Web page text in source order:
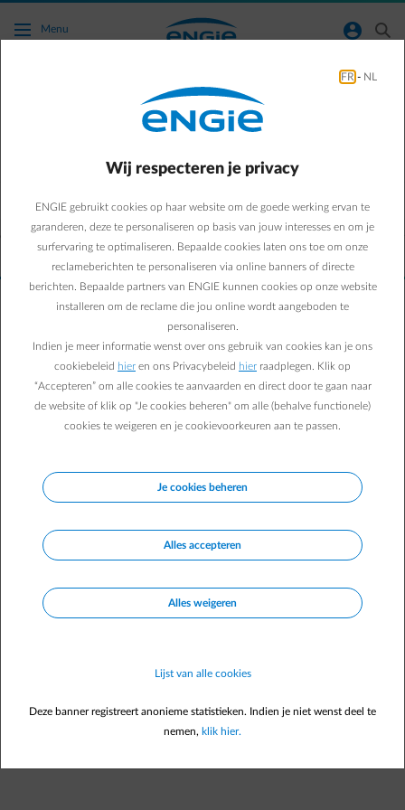
Ga naar de hoofdinhoud
Menu normal-account-circle search
© Electrabel nv Jobs
FR - NL
Wij respecteren je privacy
ENGIE gebruikt cookies op haar website om de goede werking ervan te
garanderen, deze te personaliseren op basis van jouw interesses en om je
surfervaring te optimaliseren. Bepaalde cookies laten ons toe om onze
reclameberichten te personaliseren via online banners of directe
berichten. Bepaalde partners van ENGIE kunnen cookies op onze website
installeren om de reclame die jou online wordt aangeboden te
personaliseren.
Indien je meer informatie wenst over ons gebruik van cookies kan je ons
cookiebeleid hier en ons Privacybeleid hier raadplegen. Klik op
“Accepteren” om alle cookies te aanvaarden en direct door te gaan naar
de website of klik op "Je cookies beheren" om alle (behalve functionele)
cookies te weigeren en je cookievoorkeuren aan te passen.
Je cookies beheren
Alles accepteren
Alles weigeren
Lijst van alle cookies
Deze banner registreert anonieme statistieken. Indien je niet wenst deel te
nemen, klik hier.